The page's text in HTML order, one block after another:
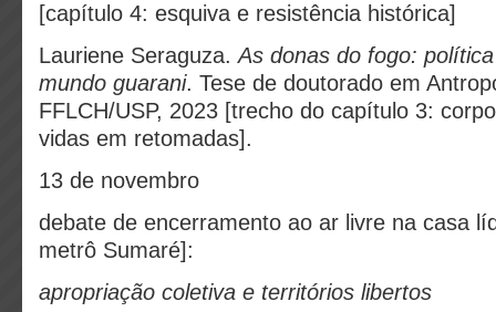
[capítulo 4: esquiva e resistência histórica]
Lauriene Seraguza.As donas do fogo:
mundo guarani. Tese de doutorado em
FFLCH/USP, 2023 [trecho do capítulo 3:
vidas em retomadas].
13 de novembro
debate de encerramento ao ar livre na casa
metrô Sumaré]:
apropriação coletiva e territórios libertos